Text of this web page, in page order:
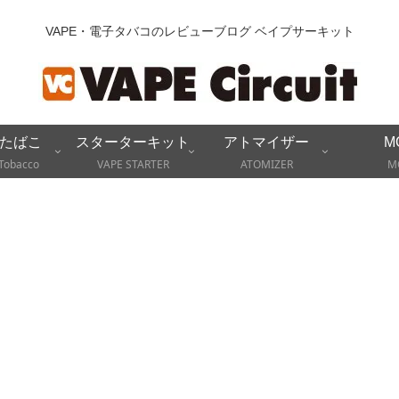
VAPE・電子タバコのレビューブログ ベイプサーキット
ばこ
スターターキット
VAPE STARTER
アトマイザー
ATOMIZER